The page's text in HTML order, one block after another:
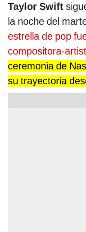
Taylor Swift
la noche del
estrella de pop
compositora-
ceremonia de
su trayectoria